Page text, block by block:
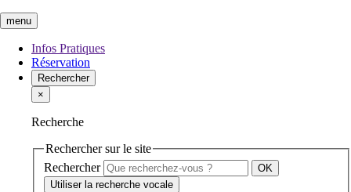
menu
Infos Pratiques
Réservation
Rechercher
×
Recherche
Rechercher sur le site
Rechercher
Utiliser la recherche vocale